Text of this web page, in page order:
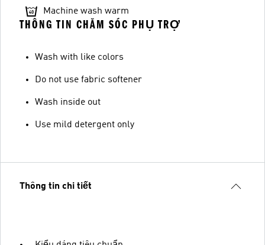
Machine wash warm
THÔNG TIN CHĂM SÓC PHỤ TRỢ
Wash with like colors
Do not use fabric softener
Wash inside out
Use mild detergent only
Thông tin chi tiết